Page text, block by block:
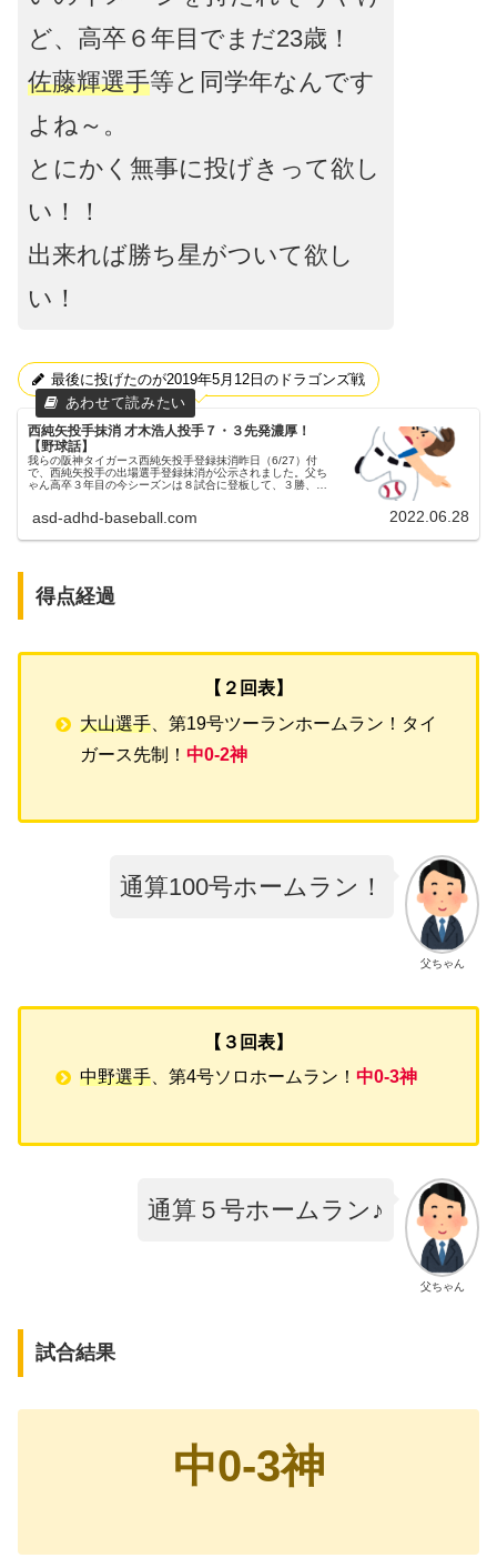
ど、高卒６年目でまだ23歳！
佐藤輝選手等と同学年なんです
よね～。
とにかく無事に投げきって欲し
い！！
出来れば勝ち星がついて欲し
い！
最後に投げたのが2019年5月12日のドラゴンズ戦
西純矢投手抹消 才木浩人投手７・３先発濃厚！
【野球話】
我らの阪神タイガース西純矢投手登録抹消昨日（6/27）付
で、西純矢投手の出場選手登録抹消が公示されました。父ち
ゃん高卒３年目の今シーズンは８試合に登板して、３勝、防
asd-adhd-baseball.com 2022.06.28
得点経過
【２回表】
大山選手 、第19号ツーランホームラン！タイ
ガース先制！中0-2神
父ちゃん
通算100号ホームラン！
【３回表】
中野選手 、第4号ソロホームラン！中0-3神
父ちゃん
通算５号ホームラン♪
試合結果
中0-3神